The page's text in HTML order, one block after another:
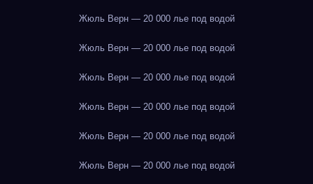
Жюль Верн — 20 000 лье под водой
Жюль Верн — 20 000 лье под водой
Жюль Верн — 20 000 лье под водой
Жюль Верн — 20 000 лье под водой
Жюль Верн — 20 000 лье под водой
Жюль Верн — 20 000 лье под водой